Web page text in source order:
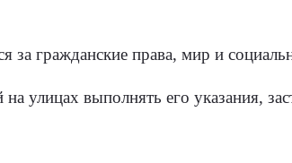
гражданские права, мир и
улицах выполнять его указания,